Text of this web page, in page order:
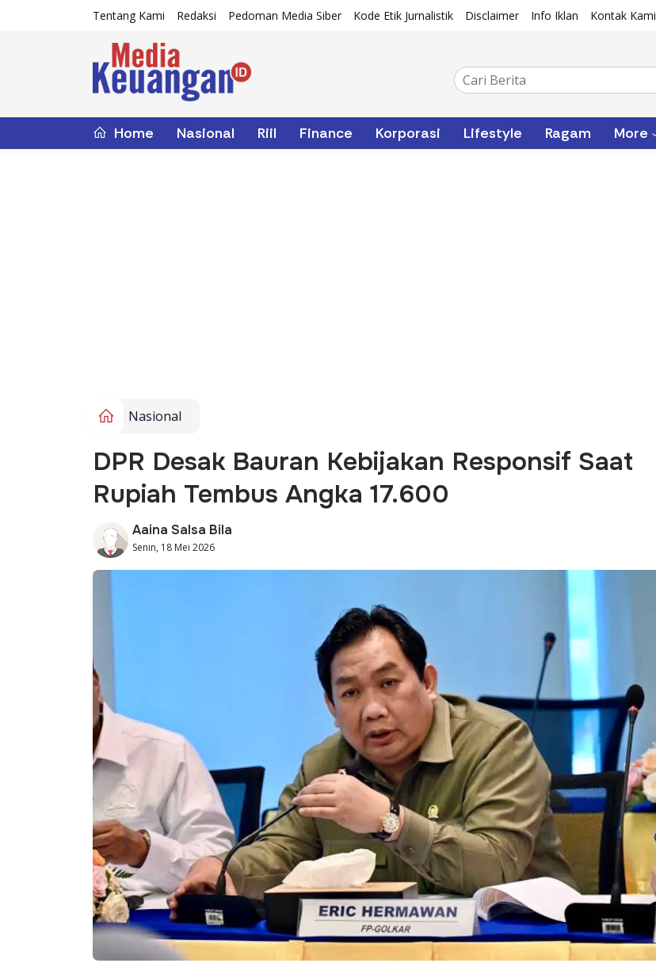
Tentang Kami Redaksi Pedoman Media Siber Kode Etik Jurnalistik Disclaimer Info Iklan Kontak Kami
Home Nasional Riil Finance Korporasi Lifestyle Ragam More
Nasional
DPR Desak Bauran Kebijakan Responsif Saat
Rupiah Tembus Angka 17.600
Aaina Salsa Bila
Senin, 18 Mei 2026